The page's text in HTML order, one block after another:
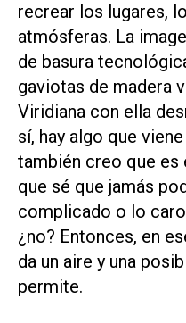
recrear los lugares,
atmósferas. La
de basura
gaviotas de madera
Viridiana con ella
sí, hay algo que
también creo que
que sé que jamás
complicado o lo
¿no? Entonces, en
da un aire y una
permite.